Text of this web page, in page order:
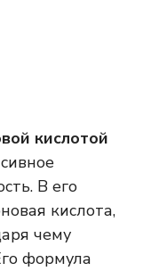
кислотой
В его
кислота,
чему
формула